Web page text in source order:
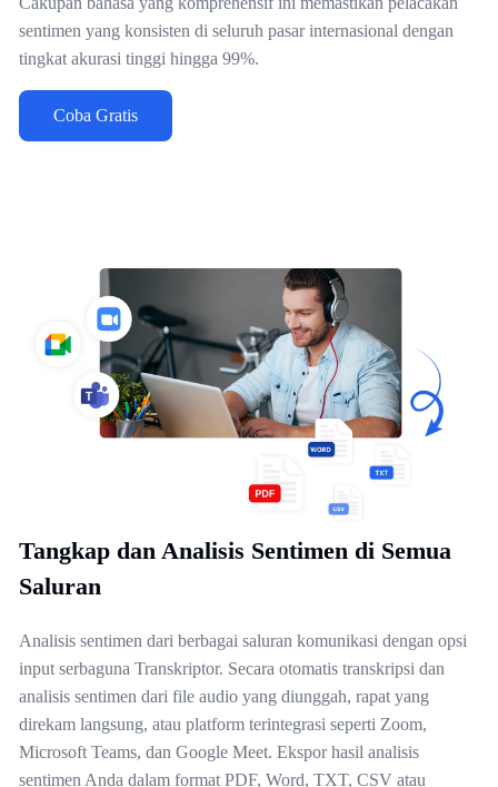
sentimen yang konsisten di seluruh pasar internasional dengan
tingkat akurasi tinggi hingga 99%.
Coba Gratis
Tangkap dan Analisis Sentimen di Semua
Saluran
Analisis sentimen dari berbagai saluran komunikasi dengan opsi
input serbaguna Transkriptor. Secara otomatis transkripsi dan
analisis sentimen dari file audio yang diunggah, rapat yang
direkam langsung, atau platform terintegrasi seperti Zoom,
Microsoft Teams, dan Google Meet. Ekspor hasil analisis
sentimen Anda dalam format PDF, Word, TXT, CSV atau